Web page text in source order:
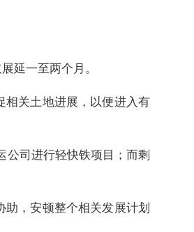
延一至两个月。
相关土地进展，以便进入有
公司进行轻快铁项目；而剩
，安顿整个相关发展计划